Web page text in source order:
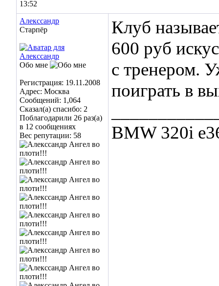
13:52
Алекссандр
Старпёр
Обо мне
Регистрация: 19.11.2008
Адрес: Москва
Сообщений: 1,064
Сказал(а) спасибо: 2
Поблагодарили 26 раз(а)
в 12 сообщениях
Вес репутации: 58
Клуб
600 руб
с тренером.
поиграть в
BMW 320i